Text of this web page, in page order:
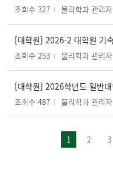
조회수 327 물리학과 관리자
조회수 253 물리학과 관리자
조회수 487 물리학과 관리자
1 2 3